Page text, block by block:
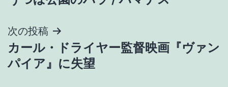
稿
ナ
ビ
次の投稿
カール・ドライヤー監督映画『ヴァン
パイア』に失望